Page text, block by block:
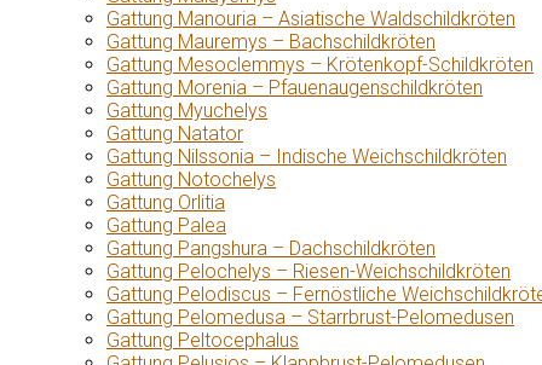
Gattung Manouria – Asiatische Waldschildkröten
Gattung Mauremys – Bachschildkröten
Gattung Mesoclemmys – Krötenkopf-Schildkröten
Gattung Morenia – Pfauenaugenschildkröten
Gattung Myuchelys
Gattung Natator
Gattung Nilssonia – Indische Weichschildkröten
Gattung Notochelys
Gattung Orlitia
Gattung Palea
Gattung Pangshura – Dachschildkröten
Gattung Pelochelys – Riesen-Weichschildkröten
Gattung Pelodiscus – Fernöstliche
Gattung Pelomedusa – Starrbrust-Pelomedusen
Gattung Peltocephalus